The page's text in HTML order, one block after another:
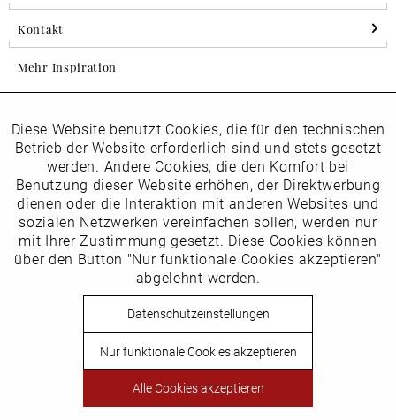
Kontakt
Mehr Inspiration
Folgen Sie uns auf Instagram
horsch_schuhe
Newsletter
Datenschutzbestimmungenhabe ich zur Kenntnis
vom Newsletter abmelden.
Vertrag widerrufen
Copyright © Schuhhaus Horsch. * Alle Preise inkl.
Funktionale Aktiv
Marketing Inaktiv
Tracking Inaktiv
Inaktiv
Diese Website benutzt Cookies, die für den technischen
Betrieb der Website erforderlich sind und stets gesetzt
werden. Andere Cookies, die den Komfort bei
Benutzung dieser Website erhöhen, der Direktwerbung
dienen oder die Interaktion mit anderen Websites und
sozialen Netzwerken vereinfachen sollen, werden nur
mit Ihrer Zustimmung gesetzt. Diese Cookies können
über den Button "Nur funktionale Cookies akzeptieren"
abgelehnt werden.
Datenschutzeinstellungen
Nur funktionale Cookies akzeptieren
Alle Cookies akzeptieren